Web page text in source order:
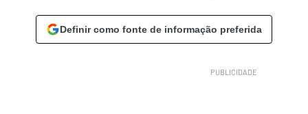
Definir como fonte de informação preferida